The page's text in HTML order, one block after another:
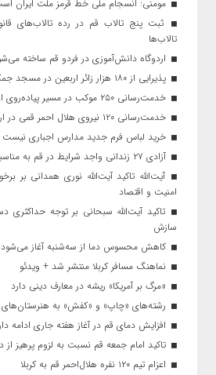
مومنی: انسجام ملی خط قرمز ملت ایران
ثبت پنج تالاب قم در رده تالاب‌های
تالاب‌ها
اردوگاه دانش‌آموزی در فردو قم ساخته
پذیرایی از ۱۸۰ هزار زائر اربعین در مسجد جمکران
خدمت‌رسانی ۲۵۰ موکب در مسیر پیاده‌روی اربعین در قم
خدمت‌رسانی ۱۲۰ نیروی هلال احمر قمی در اربعین
خرید لباس فرم جدید مدارس اجباری نیست
آزادی ۲۷ زندانی واجد شرایط در قم به مناسبت اربعین
آیت‌الله تاکید آیت‌الله نوری همدانی بر
امنیت و اقتصاد
تاکید آیت‌الله‌ سبحانی بر توجه حداکثری
سازش
کاهش محسوس دما از سه‌شنبه آغاز می‌شود
نماهنگ مسافر کربلا منتشر شد + ویدئو
«مرگ بر آمریکا» ریشه در معارف دینی دارد
رشته‌های «چاپ» و «کفش» به
افزایش دمای قم در آغاز هفته جاری ادامه
تاکید امام جمعه قم نسبت به لزوم پرهیز
اعزام تیم ۱۲۰ نفره هلال‌احمر قم به کربلا